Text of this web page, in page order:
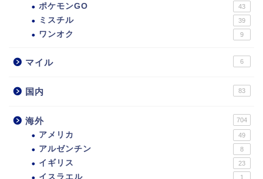
ポケモンGO 43
ミスチル 39
ワンオク 9
マイル 6
国内 83
海外 704
アメリカ 49
アルゼンチン 8
イギリス 23
イスラエル 1